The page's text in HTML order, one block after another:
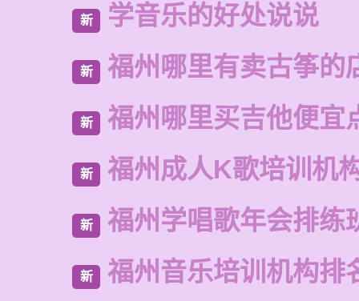
新 学音乐的好处说说
新 福州哪里有卖古筝的
新 福州哪里买吉他便宜
新 福州成人K歌培训机
新 福州学唱歌年会排练
新 福州音乐培训机构排